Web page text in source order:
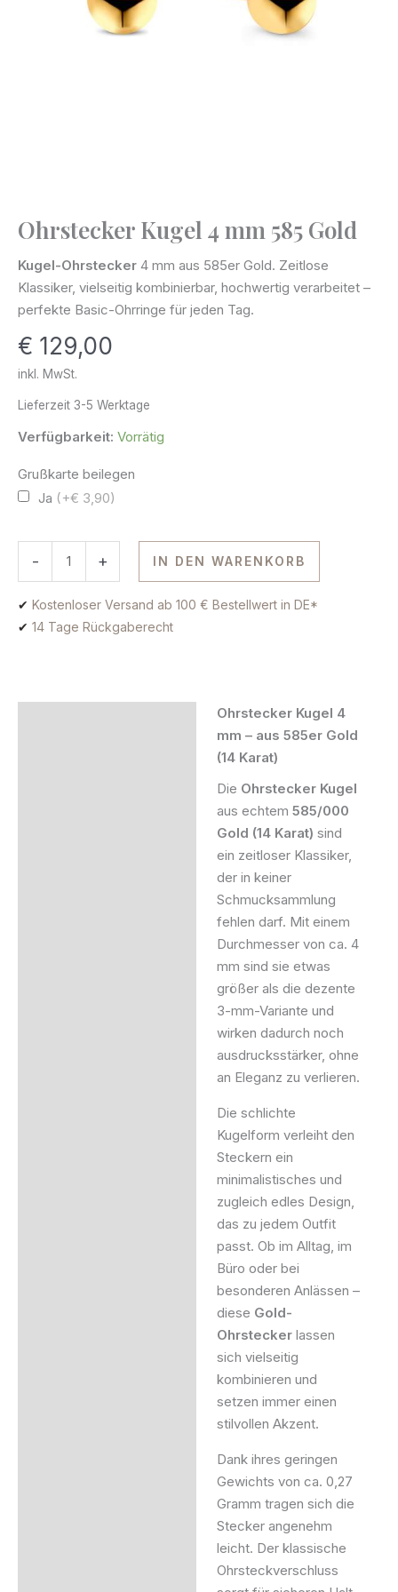
Ohrstecker Kugel 4 mm 585 Gold
Kugel-Ohrstecker 4 mm aus 585er Gold. Zeitlose
Klassiker, vielseitig kombinierbar, hochwertig verarbeitet –
perfekte Basic-Ohrringe für jeden Tag.
€ 129,00
inkl. MwSt.
Lieferzeit 3-5 Werktage
Verfügbarkeit: Vorrätig
Grußkarte beilegen
Ja (+€ 3,90)
-
Ohrstecker
4
Gold
Menge
+ IN DEN WARENKORB
✔ Kostenloser Versand ab 100 € Bestellwert in DE*
✔ 14 Tage Rückgaberecht
Ohrstecker Kugel 4
mm – aus 585er Gold
(14 Karat)
Die Ohrstecker Kugel
aus echtem 585/000
Gold (14 Karat) sind
ein zeitloser Klassiker,
der in keiner
Schmucksammlung
fehlen darf. Mit einem
Durchmesser von ca. 4
mm sind sie etwas
größer als die dezente
3-mm-Variante und
wirken dadurch noch
ausdrucksstärker, ohne
an Eleganz zu verlieren.
Die schlichte
Kugelform verleiht den
Steckern ein
minimalistisches und
zugleich edles Design,
das zu jedem Outfit
passt. Ob im Alltag, im
Büro oder bei
besonderen Anlässen –
diese Gold-
Ohrsteckerlassen
sich vielseitig
kombinieren und
setzen immer einen
stilvollen Akzent.
Dank ihres geringen
Gewichts von ca. 0,27
Gramm tragen sich die
Stecker angenehm
leicht. Der klassische
Ohrsteckverschluss